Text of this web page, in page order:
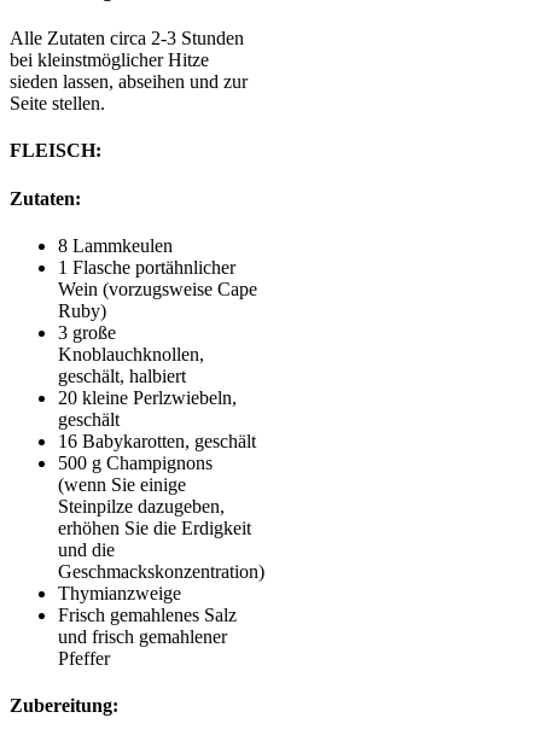
Alle Zutaten circa 2-3 Stunden
bei kleinstmöglicher Hitze
sieden lassen, abseihen und zur
Seite stellen.
FLEISCH:
Zutaten:
8 Lammkeulen
1 Flasche portähnlicher
Wein (vorzugsweise Cape
Ruby)
3 große
Knoblauchknollen,
geschält, halbiert
20 kleine Perlzwiebeln,
geschält
16 Babykarotten, geschält
500 g Champignons
(wenn Sie einige
Steinpilze dazugeben,
erhöhen Sie die Erdigkeit
und die
Geschmackskonzentration)
Thymianzweige
Frisch gemahlenes Salz
und frisch gemahlener
Pfeffer
Zubereitung: